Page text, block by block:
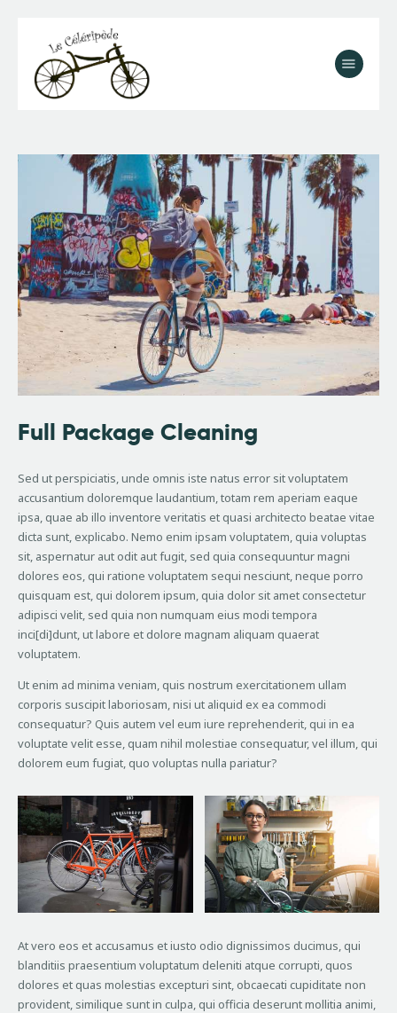
Accueil
Nos vélos électriques
Tarifs
Balades
Galerie
Contact
Full Package Cleaning
Sed ut perspiciatis, unde omnis iste natus error sit voluptatem
accusantium doloremque laudantium, totam rem aperiam eaque
ipsa, quae ab illo inventore veritatis et quasi architecto beatae vitae
dicta sunt, explicabo. Nemo enim ipsam voluptatem, quia voluptas
sit, aspernatur aut odit aut fugit, sed quia consequuntur magni
dolores eos, qui ratione voluptatem sequi nesciunt, neque porro
quisquam est, qui dolorem ipsum, quia dolor sit amet consectetur
adipisci velit, sed quia non numquam eius modi tempora
inci[di]dunt, ut labore et dolore magnam aliquam quaerat
voluptatem.
Ut enim ad minima veniam, quis nostrum exercitationem ullam
corporis suscipit laboriosam, nisi ut aliquid ex ea commodi
consequatur? Quis autem vel eum iure reprehenderit, qui in ea
voluptate velit esse, quam nihil molestiae consequatur, vel illum, qui
dolorem eum fugiat, quo voluptas nulla pariatur?
At vero eos et accusamus et iusto odio dignissimos ducimus, qui
blanditiis praesentium voluptatum deleniti atque corrupti, quos
dolores et quas molestias excepturi sint, obcaecati cupiditate non
provident, similique sunt in culpa, qui officia deserunt mollitia animi,